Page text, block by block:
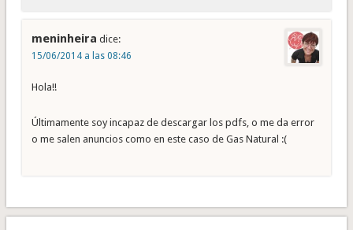
meninheira dice:
15/06/2014 a las 08:46
Hola!!
Últimamente soy incapaz de descargar los pdfs, o me da error
o me salen anuncios como en este caso de Gas Natural :(